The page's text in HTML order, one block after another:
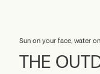
Sun on your face, water
THE